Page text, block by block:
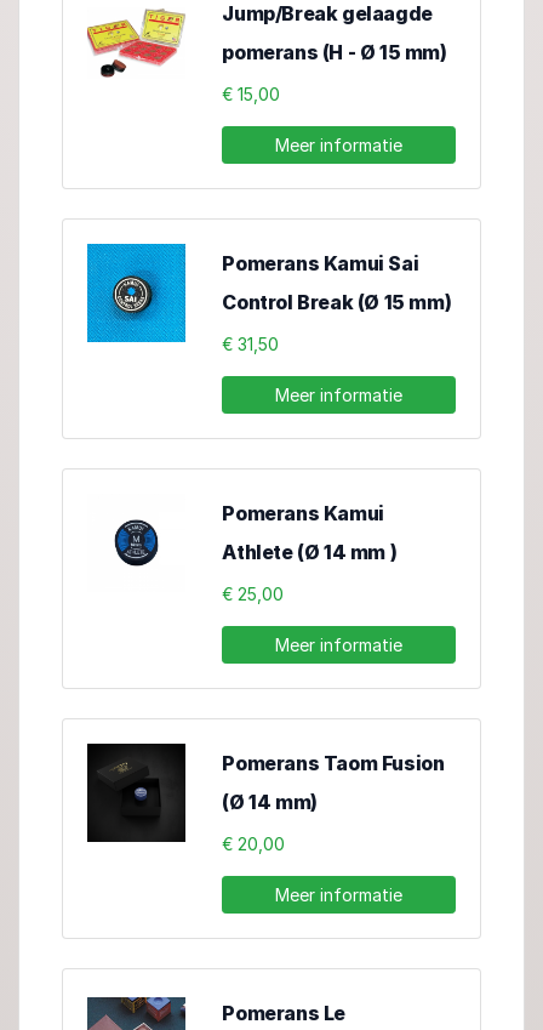
Jump/Break gelaagde
pomerans (H - Ø 15 mm)
€ 15,00
Meer informatie
Pomerans Kamui Sai
Control Break (Ø 15 mm)
€ 31,50
Meer informatie
Pomerans Kamui
Athlete (Ø 14 mm )
€ 25,00
Meer informatie
Pomerans Taom Fusion
(Ø 14 mm)
€ 20,00
Meer informatie
Pomerans Le